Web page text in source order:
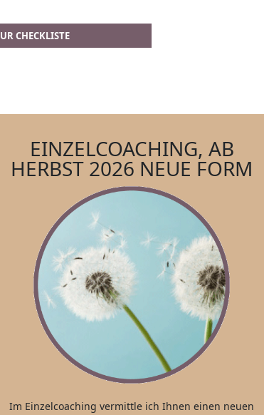
CHECKLISTE
EINZELCOACHING, AB
HERBST 2026 NEUE FORM
Im Einzelcoaching vermittle ich Ihnen einen neuen